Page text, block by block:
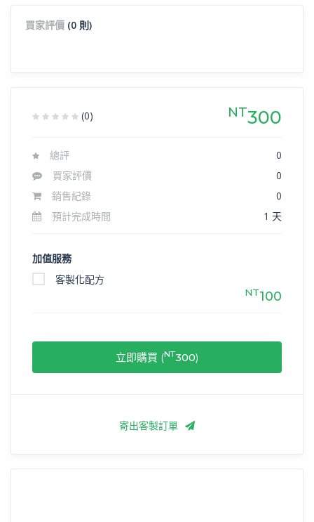
買家評價 (0 則)
(0) NT300
總評
0
買家評價
0
銷售紀錄
0
預計完成時間
1 天
立即購買 (NT300)
加值服務
客製化配方
NT100
寄出客製訂單